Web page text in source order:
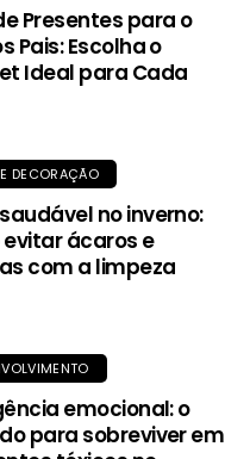
Presentes para o
Pais: Escolha o
Ideal para Cada
DECORAÇÃO
no inverno:
ácaros e
com a limpeza
emocional: o
para sobreviver em